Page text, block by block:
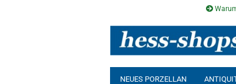
NEUES PORZELLAN